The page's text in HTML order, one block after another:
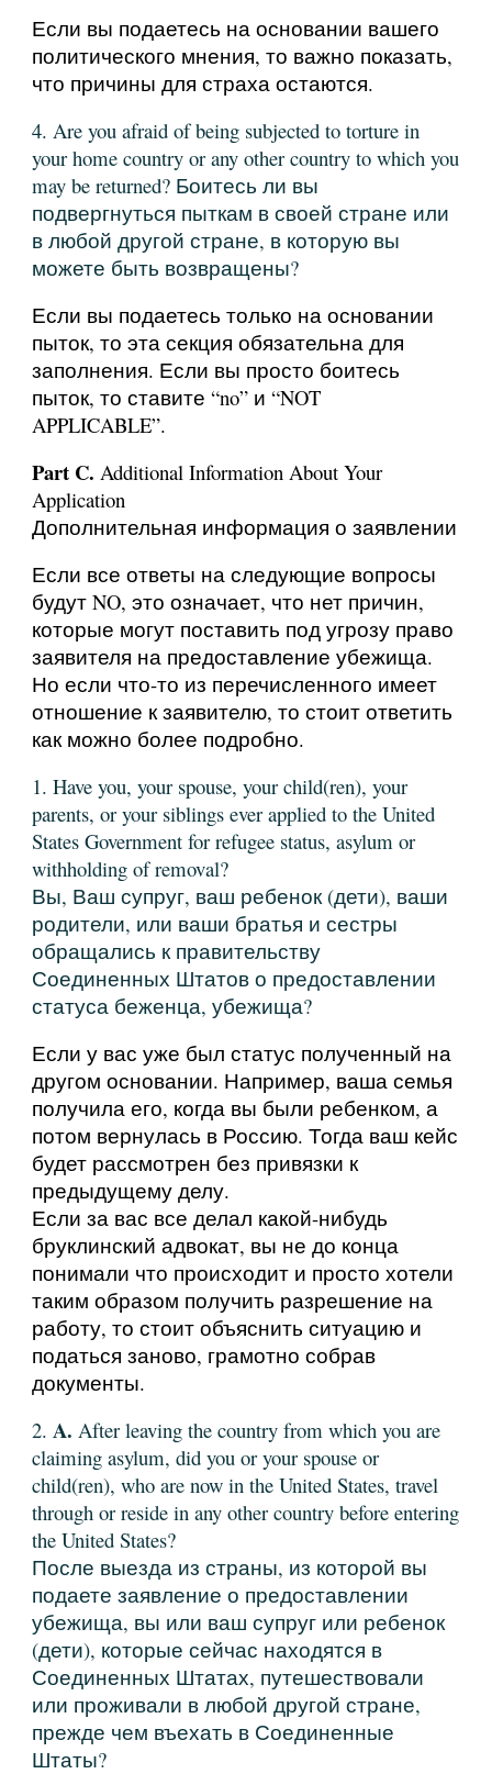
Если вы подаетесь на основании вашего
политического мнения, то важно показать,
что причины для страха остаются.
4. Are you afraid of being subjected to torture in
your home country or any other country to which you
may be returned? Боитесь ли вы
подвергнуться пыткам в своей стране или
в любой другой стране, в которую вы
можете быть возвращены?
Если вы подаетесь только на основании
пыток, то эта секция обязательна для
заполнения. Если вы просто боитесь
пыток, то ставите “no” и “NOT
APPLICABLE”.
Part C. Additional Information About Your
Application
Дополнительная информация о заявлении
Если все ответы на следующие вопросы
будут NO, это означает, что нет причин,
которые могут поставить под угрозу право
заявителя на предоставление убежища.
Но если что-то из перечисленного имеет
отношение к заявителю, то стоит ответить
как можно более подробно.
1. Have you, your spouse, your child(ren), your
parents, or your siblings ever applied to the United
States Government for refugee status, asylum or
withholding of removal?
Вы, Ваш супруг, ваш ребенок (дети), ваши
родители, или ваши братья и сестры
обращались к правительству
Соединенных Штатов о предоставлении
статуса беженца, убежища?
Если у вас уже был статус полученный на
другом основании. Например, ваша семья
получила его, когда вы были ребенком, а
потом вернулась в Россию. Тогда ваш кейс
будет рассмотрен без привязки к
предыдущему делу.
Если за вас все делал какой-нибудь
бруклинский адвокат, вы не до конца
понимали что происходит и просто хотели
таким образом получить разрешение на
работу, то стоит объяснить ситуацию и
податься заново, грамотно собрав
документы.
2.A. After leaving the country from which you are
claiming asylum, did you or your spouse or
child(ren), who are now in the United States, travel
through or reside in any other country before entering
the United States?
После выезда из страны, из которой вы
подаете заявление о предоставлении
убежища, вы или ваш супруг или ребенок
(дети), которые сейчас находятся в
Соединенных Штатах, путешествовали
или проживали в любой другой стране,
прежде чем въехать в Соединенные
Штаты?